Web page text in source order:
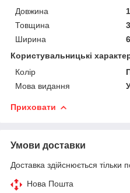
Довжина
Товщина
Ширина
Користувальницькі
Колір
Мова видання
Приховати
Умови доставки
Доставка здійснюється тільки
Нова Пошта